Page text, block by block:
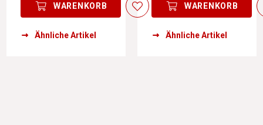
WARENKORB
Ähnliche Artikel
WARENKORB
Ähnliche Artikel